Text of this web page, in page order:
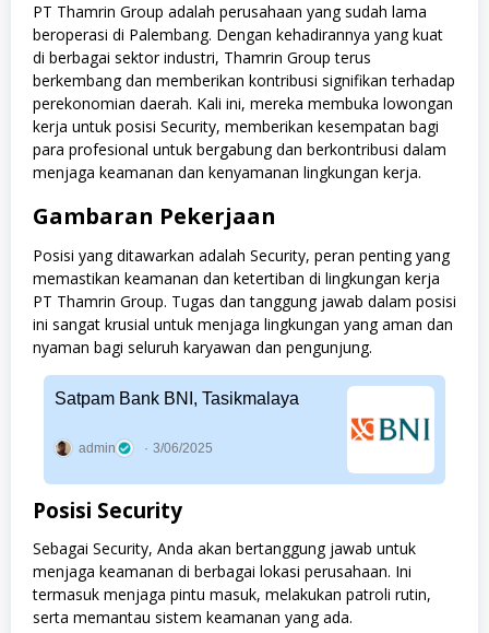
PT Thamrin Group adalah perusahaan yang sudah lama
beroperasi di Palembang. Dengan kehadirannya yang kuat
di berbagai sektor industri, Thamrin Group terus
berkembang dan memberikan kontribusi signifikan terhadap
perekonomian daerah. Kali ini, mereka membuka lowongan
kerja untuk posisi Security, memberikan kesempatan bagi
para profesional untuk bergabung dan berkontribusi dalam
menjaga keamanan dan kenyamanan lingkungan kerja.
Gambaran Pekerjaan
Posisi yang ditawarkan adalah Security, peran penting yang
memastikan keamanan dan ketertiban di lingkungan kerja
PT Thamrin Group. Tugas dan tanggung jawab dalam posisi
ini sangat krusial untuk menjaga lingkungan yang aman dan
nyaman bagi seluruh karyawan dan pengunjung.
Satpam Bank BNI, Tasikmalaya
admin 3/06/2025
Posisi Security
Sebagai Security, Anda akan bertanggung jawab untuk
menjaga keamanan di berbagai lokasi perusahaan. Ini
termasuk menjaga pintu masuk, melakukan patroli rutin,
serta memantau sistem keamanan yang ada.